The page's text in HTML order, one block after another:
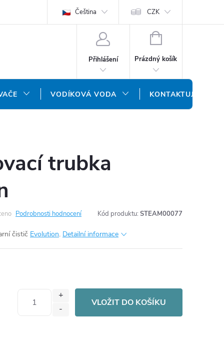
OCHRANA OSOBNÍCH ÚDAJŮ NÁŠ SLOVENSKÝ E-
Čeština CZK
Přihlášení
NÁKUPNÍ
Prázdný košík
VODÍKOVÁ VODA KONTAKTUJTE NÁS
trubka
Podrobnosti hodnocení Kód produktu: STEAM00077
čistič Evolution. Detailní informace
VLOŽIT DO KOŠÍKU